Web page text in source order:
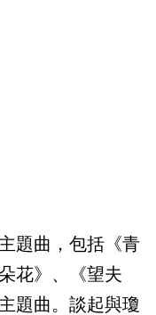
題曲，包括《青
花》、《望夫
題曲。談起與瓊